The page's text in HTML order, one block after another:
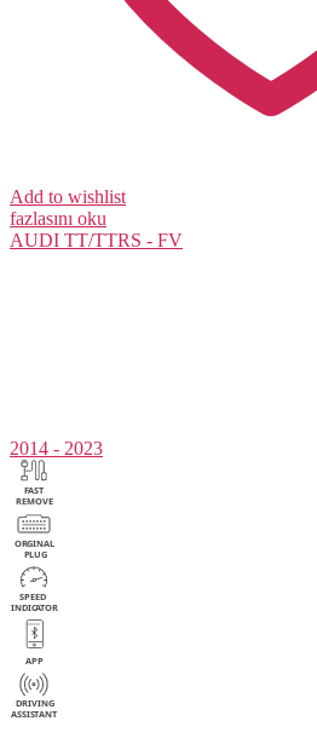
Add to wishlist
fazlasını oku
AUDI TT/TTRS - FV
2014 - 2023